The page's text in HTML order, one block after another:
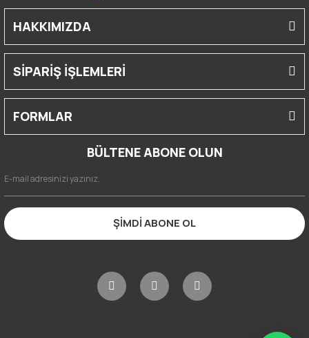
HAKKIMIZDA
SİPARİŞ İŞLEMLERİ
FORMLAR
BÜLTENE ABONE OLUN
ŞİMDİ ABONE OL